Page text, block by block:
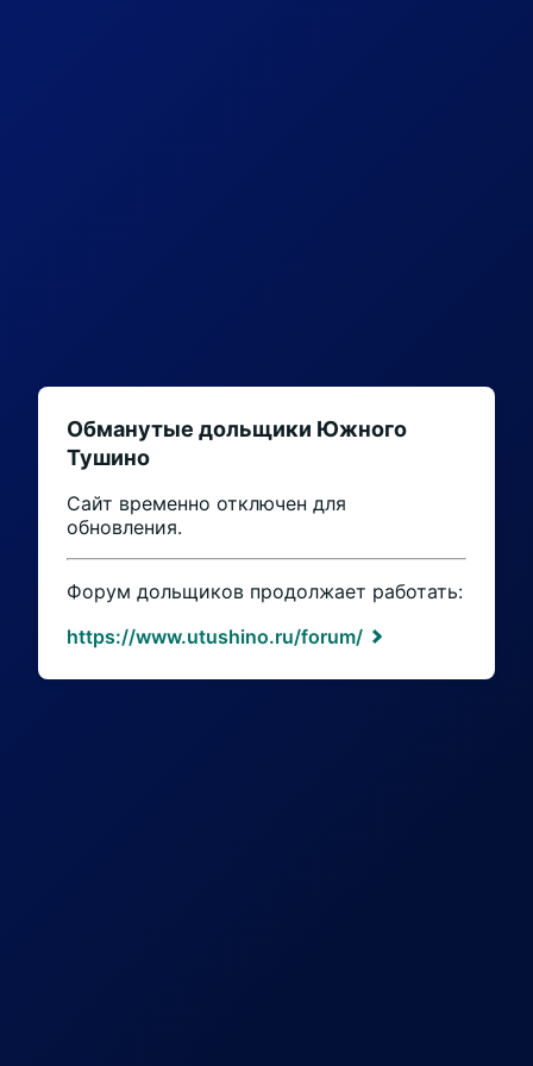
Обманутые дольщики Южного
Тушино
Сайт временно отключен для
обновления.
Форум дольщиков продолжает работать:
https://www.utushino.ru/forum/